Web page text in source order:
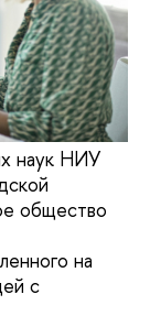
наук НИУ
общество
на
с